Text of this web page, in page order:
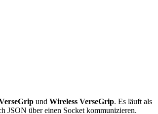
und Wireless VerseGrip. Es läuft als
JSON über einen Socket kommunizieren.